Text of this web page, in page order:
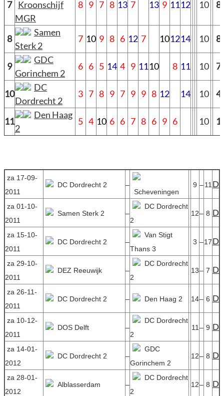
7 Kroonschijf
MGR
8 9 7 8 13 7 13 9 1112 10 8
8
Samen
Sterk 2
7 10 9 8 6 12 7 101214 10 8
9
GDC
Gorinchem 2
6 6 5 14 4 9 1110 8 11 10 7
10
DC
Dordrecht 2
3 7 8 9 7 9 9 8 12 14 10 4
11
Den Haag
2
5 4 10 6 6 7 8 6 9 6 10 1
za 17-09-
2011
DC Dordrecht 2
–
Scheveningen
9 – 11 D
za 01-10-
2011
Samen Sterk 2 –
DC Dordrecht
2
12– 8 D
za 15-10-
2011
DC Dordrecht 2 –
Van Stigt
Thans 3
3 –17 D
za 29-10-
2011
DEZ Reeuwijk –
DC Dordrecht
2
13– 7 D
za 26-11-
2011
DC Dordrecht 2 – Den Haag 2 14– 6 D
za 10-12-
2011
DOS Delft –
DC Dordrecht
2
11– 9 D
za 14-01-
2012
DC Dordrecht 2 –
GDC
Gorinchem 2
12– 8 D
za 28-01-
2012
Alblasserdam –
DC Dordrecht
2
12– 8 D